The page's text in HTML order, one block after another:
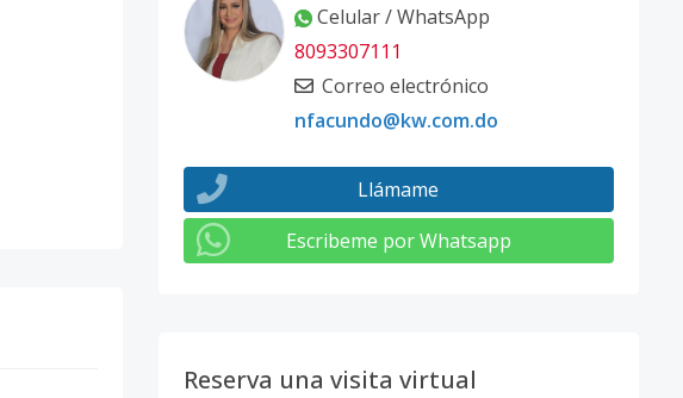
Celular / WhatsApp
8093307111
Correo electrónico
nfacundo@kw.com.do
Llámame
Escribeme por Whatsapp
Reserva una visita virtual